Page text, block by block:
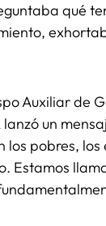
qué
Auxiliar de
un
los pobres,
Estamos